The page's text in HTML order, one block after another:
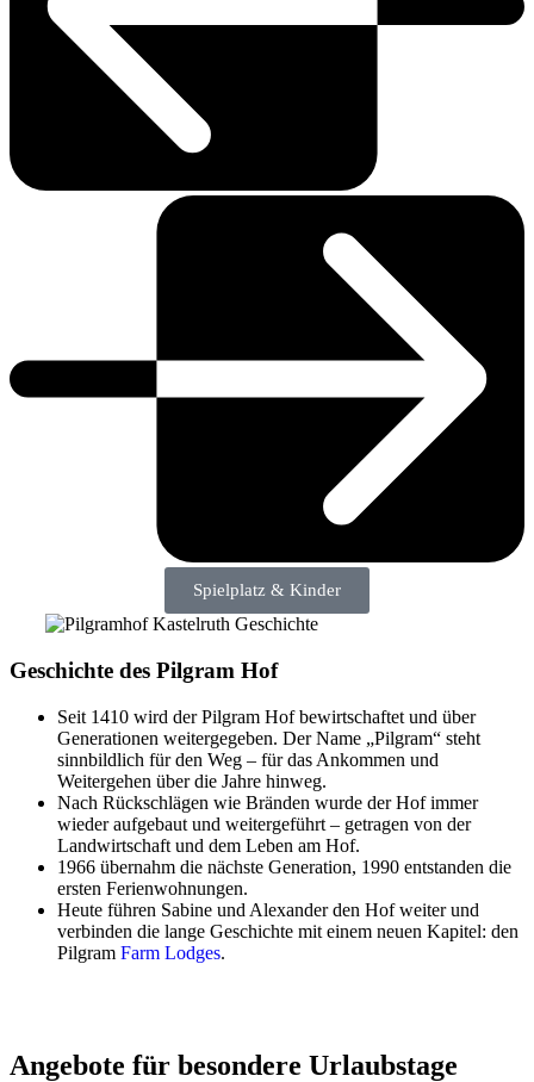
Spielplatz & Kinder
Geschichte des Pilgram Hof
Seit 1410 wird der Pilgram Hof bewirtschaftet und über
Generationen weitergegeben. Der Name „Pilgram“ steht
sinnbildlich für den Weg – für das Ankommen und
Weitergehen über die Jahre hinweg.
Nach Rückschlägen wie Bränden wurde der Hof immer
wieder aufgebaut und weitergeführt – getragen von der
Landwirtschaft und dem Leben am Hof.
1966 übernahm die nächste Generation, 1990 entstanden die
ersten Ferienwohnungen.
Heute führen Sabine und Alexander den Hof weiter und
verbinden die lange Geschichte mit einem neuen Kapitel: den
Pilgram Farm Lodges.
Angebote für besondere Urlaubstage